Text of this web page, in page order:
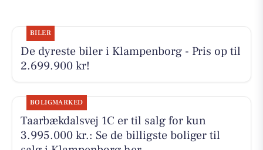
BILER
De dyreste biler i Klampenborg - Pris op til
2.699.900 kr!
BOLIGMARKED
Taarbækdalsvej 1C er til salg for kun
3.995.000 kr.: Se de billigste boliger til